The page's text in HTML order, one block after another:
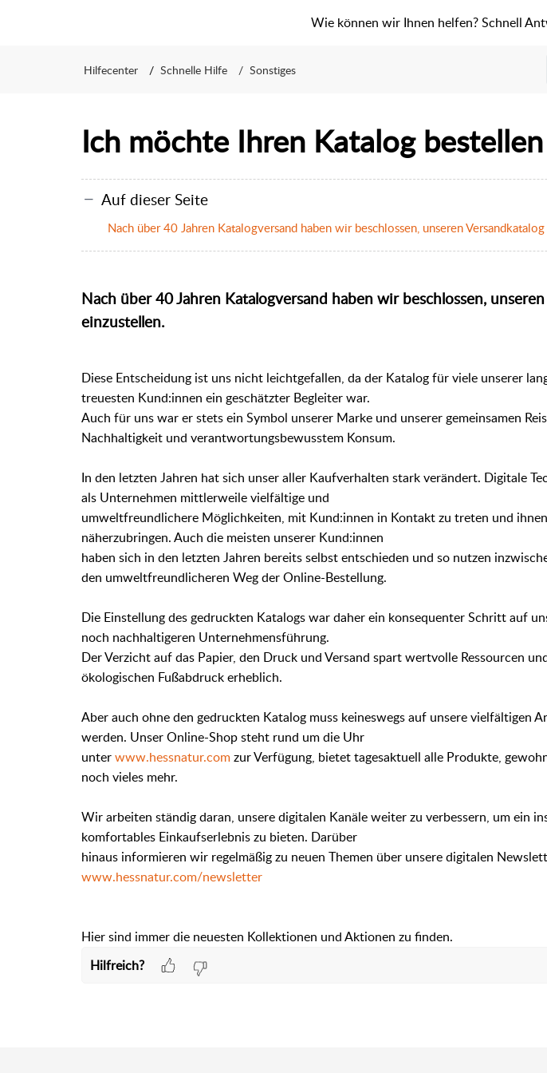
Wie können wir Ihnen helfen? Schnell
Hilfecenter Schnelle Hilfe Sonstiges
Ich möchte Ihren Katalog bestellen
Auf dieser Seite
Nach über 40 Jahren Katalogversand haben wir beschlossen, unseren
Nach über 40 Jahren Katalogversand haben wir beschlossen,
einzustellen.
Diese Entscheidung ist uns nicht leichtgefallen, da der Katalog für viele unserer
treuesten Kund:innen ein geschätzter Begleiter war.
Auch für uns war er stets ein Symbol unserer Marke und unserer gemeinsamen
Nachhaltigkeit und verantwortungsbewusstem Konsum.
In den letzten Jahren hat sich unser aller Kaufverhalten stark verändert. Digitale
als Unternehmen mittlerweile vielfältige und
umweltfreundlichere Möglichkeiten, mit Kund:innen in Kontakt zu treten und
näherzubringen. Auch die meisten unserer Kund:innen
haben sich in den letzten Jahren bereits selbst entschieden und so nutzen
den umweltfreundlicheren Weg der Online-Bestellung.
Die Einstellung des gedruckten Katalogs war daher ein konsequenter Schritt auf
noch nachhaltigeren Unternehmensführung.
Der Verzicht auf das Papier, den Druck und Versand spart wertvolle Ressourcen
ökologischen Fußabdruck erheblich.
Aber auch ohne den gedruckten Katalog muss keineswegs auf unsere vielfältigen
werden. Unser Online-Shop steht rund um die Uhr
unterwww.hessnatur.comzur Verfügung, bietet tagesaktuell alle Produkte,
noch vieles mehr.
Wir arbeiten ständig daran, unsere digitalen Kanäle weiter zu verbessern, um ein
komfortables Einkaufserlebnis zu bieten. Darüber
hinaus informieren wir regelmäßig zu neuen Themen über unsere digitalen
www.hessnatur.com/newsletter
Hier sind immer die neuesten Kollektionen und Aktionen zu finden.
Hilfreich?